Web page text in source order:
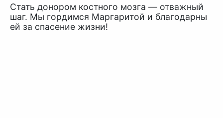
Стать донором костного мозга — отважный
шаг. Мы гордимся Маргаритой и благодарны
ей за спасение жизни!